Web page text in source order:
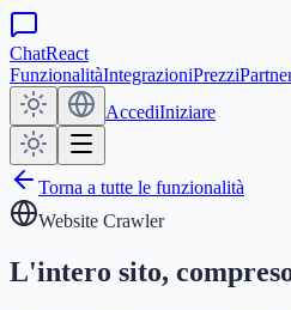
ChatReact
FunzionalitàIntegrazioniPrezzi
AccediIniziare
Torna a tutte le funzionalità
Website Crawler
L'intero sito,